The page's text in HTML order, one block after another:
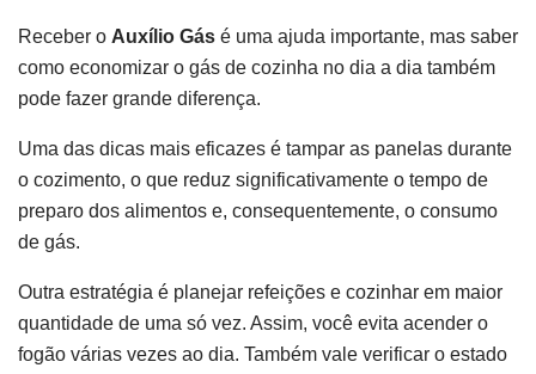
Receber o Auxílio Gás é uma ajuda importante, mas saber
como economizar o gás de cozinha no dia a dia também
pode fazer grande diferença.
Uma das dicas mais eficazes é tampar as panelas durante
o cozimento, o que reduz significativamente o tempo de
preparo dos alimentos e, consequentemente, o consumo
de gás.
Outra estratégia é planejar refeições e cozinhar em maior
quantidade de uma só vez. Assim, você evita acender o
fogão várias vezes ao dia. Também vale verificar o estado